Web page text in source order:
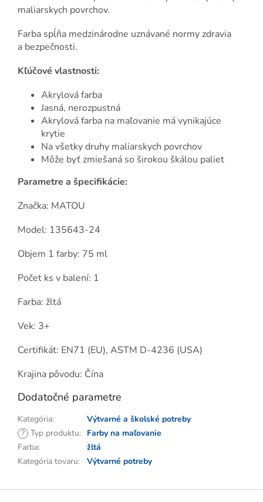
maliarskych povrchov.
Farba spĺňa medzinárodne uznávané normy zdravia
a bezpečnosti.
Kľúčové vlastnosti:
Akrylová farba
Jasná, nerozpustná
Akrylová farba na maľovanie má vynikajúce
krytie
Na všetky druhy maliarskych povrchov
Môže byť zmiešaná so širokou škálou paliet
Parametre a špecifikácie:
Značka: MATOU
Model: 135643-24
Objem 1 farby: 75 ml
Počet ks v balení: 1
Farba: žltá
Vek: 3+
Certifikát: EN71 (EU), ASTM D-4236 (USA)
Krajina pôvodu: Čína
Dodatočné parametre
Kategória:
Výtvarné a školské potreby
? Typ produktu: Farby na maľovanie
Farba:
žltá
Kategória tovaru: Výtvarné potreby
Z